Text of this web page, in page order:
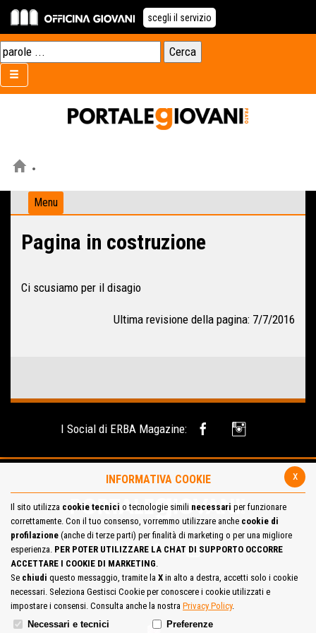
scegli il servizio
Menu
Pagina in costruzione
Ci scusiamo per il disagio
Ultima revisione della pagina: 7/7/2016
I Social di ERBA Magazine:
Site Map Cookie Policy
x
INFORMATIVA COOKIE
Il sito utilizza cookie tecnici o tecnologie simili necessari per funzionare
correttamente. Con il tuo consenso, vorremmo utilizzare anche cookie di
profilazione (anche di terze parti) per finalità di marketing o per una migliore
esperienza. PER POTER UTILIZZARE LA CHAT DI SUPPORTO OCCORRE
ACCETTARE I COOKIE DI MARKETING.
Se chiudi questo messaggio, tramite la X in alto a destra, accetti solo i cookie
necessari. Seleziona Gestisci Cookie per conoscere i cookie utilizzati e
impostare i consensi. Consulta anche la nostra Privacy Policy.
Necessari e tecnici
Preferenze